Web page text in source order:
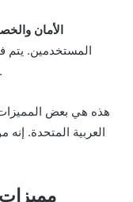
5. الأمان
المستخدمين. يتم
الموقع للتأكد من احترام سياسة الخصوصية.
هذه هي بعض المميزات
العربية المتحدة.